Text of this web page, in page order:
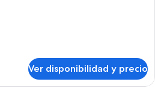
Ver disponibilidad y precio